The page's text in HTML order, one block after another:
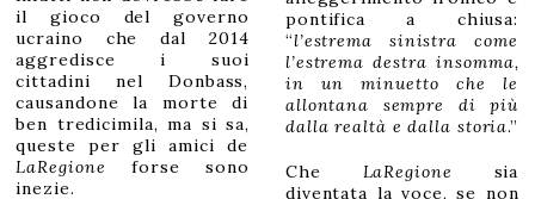
il gioco del governo
ucraino che dal 2014
aggredisce i suoi
cittadini nel Donbass,
causandone la morte di
ben tredicimila, ma si sa,
queste per gli amici de
LaRegione forse sono
inezie.
pontifica a chiusa:
“l’estrema sinistra come
l’estrema destra insomma,
in un minuetto che le
allontana sempre di più
dalla realtà e dalla storia.”
Che LaRegione sia
diventata la voce, se non